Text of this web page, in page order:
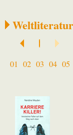
Weltliteratur
01 02 03 04 05